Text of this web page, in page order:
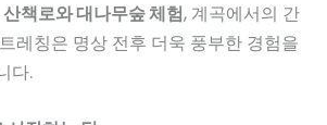
산책로와 대나무숲 체험, 계곡에서의 간
레칭은 명상 전후 더욱 풍부한 경험을
다.